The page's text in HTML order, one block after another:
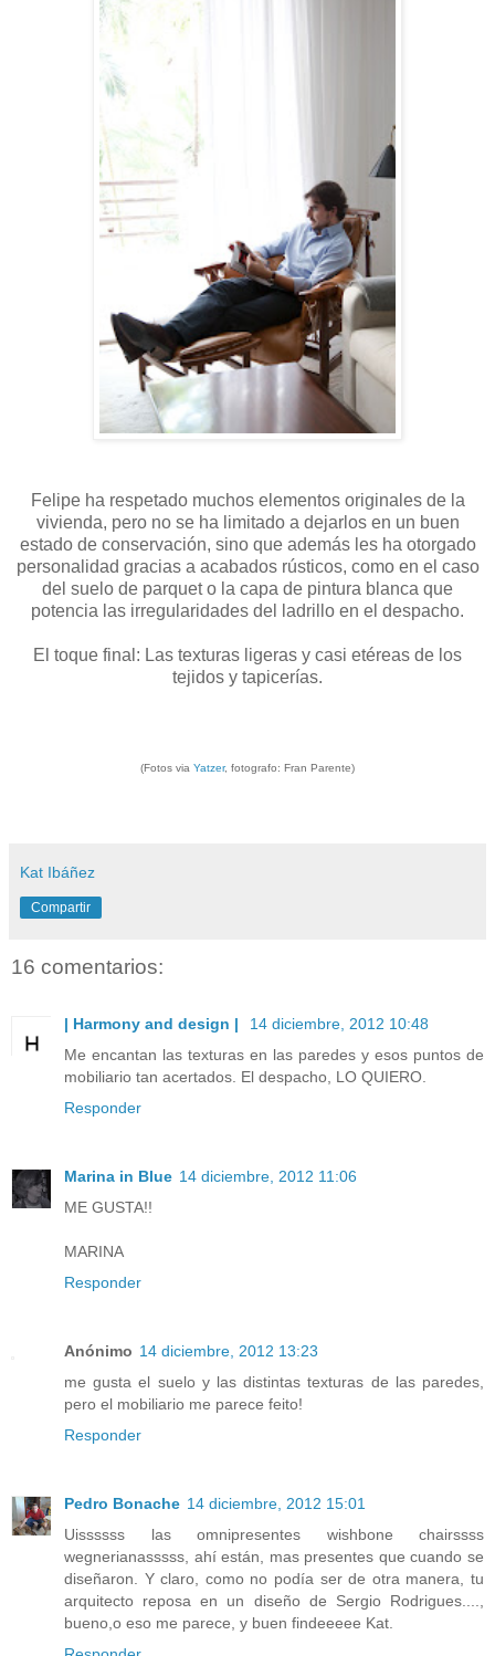
Felipe ha respetado muchos elementos originales de la
vivienda, pero no se ha limitado a dejarlos en un buen
estado de conservación, sino que además les ha otorgado
personalidad gracias a acabados rústicos, como en el caso
del suelo de parquet o la capa de pintura blanca que
potencia las irregularidades del ladrillo en el despacho.
El toque final: Las texturas ligeras y casi etéreas de los
tejidos y tapicerías.
(Fotos via Yatzer, fotografo: Fran Parente)
Kat Ibáñez
Compartir
16 comentarios:
| Harmony and design |
14 diciembre, 2012 10:48
Me encantan las texturas en las paredes y esos puntos de
mobiliario tan acertados. El despacho, LO QUIERO.
Responder
Marina in Blue 14 diciembre, 2012 11:06
ME GUSTA!!
MARINA
Responder
Anónimo 14 diciembre, 2012 13:23
me gusta el suelo y las distintas texturas de las paredes,
pero el mobiliario me parece feito!
Responder
Pedro Bonache 14 diciembre, 2012 15:01
Uissssss las omnipresentes wishbone chairssss
wegnerianasssss, ahí están, mas presentes que cuando se
diseñaron. Y claro, como no podía ser de otra manera, tu
arquitecto reposa en un diseño de Sergio Rodrigues....,
bueno,o eso me parece, y buen findeeeee Kat.